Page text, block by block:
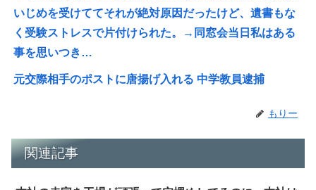
いじめを受けててそれが絶対原因だったけど、遺書もな
く受験ストレスで片付けられた。→同窓会当日私はある
事を思いつき…
元交際相手のポストに唐揚げ入れる 中学教員逮捕
もりー
関連記事